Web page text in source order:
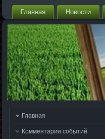
Главная Новости
Главная
Комментарии событий